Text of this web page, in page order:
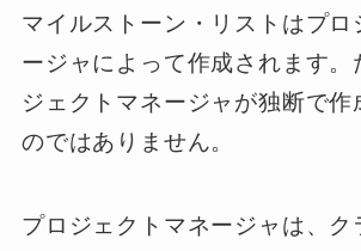
マイルストーン・リストはプロ
ージャによって作成されます。
ジェクトマネージャが独断で作
のではありません。
プロジェクトマネージャは、ク